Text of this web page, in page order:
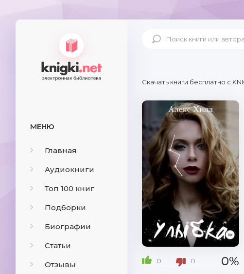
МЕНЮ
Главная
Аудиокниги
Топ 100 книг
Подборки
Биографии
Статьи
Отзывы
Скачать книги бесплатно c
0 0 0%